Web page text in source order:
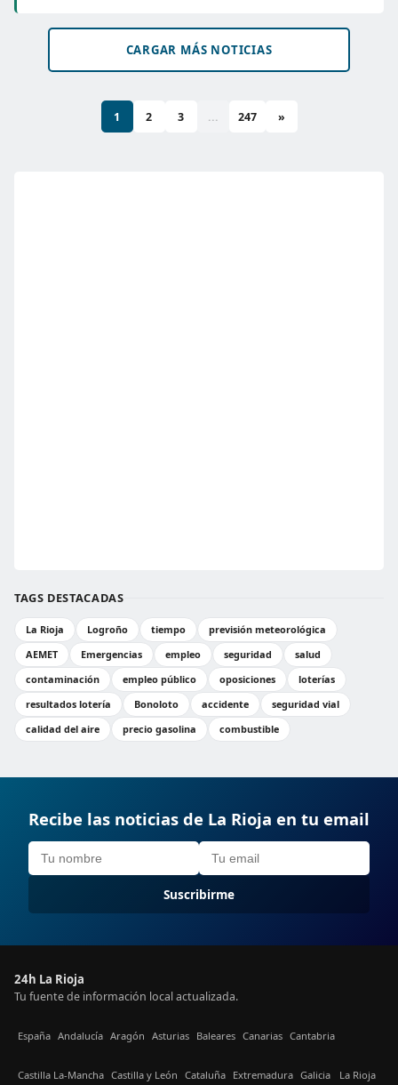
CARGAR MÁS NOTICIAS
1 2 3 ... 247 »
TAGS DESTACADAS
La Rioja Logroño tiempo
previsión meteorológica
AEMET
Emergencias empleo seguridad
salud
contaminación
empleo público oposiciones
loterías
resultados lotería
Bonoloto accidente
seguridad vial
calidad del aire
precio gasolina combustible
Recibe las noticias de La Rioja en tu email
Suscribirme
24h La Rioja
Tu fuente de información local actualizada.
España Andalucía Aragón Asturias Baleares Canarias Cantabria
Castilla La-Mancha Castilla y León Cataluña Extremadura Galicia La Rioja